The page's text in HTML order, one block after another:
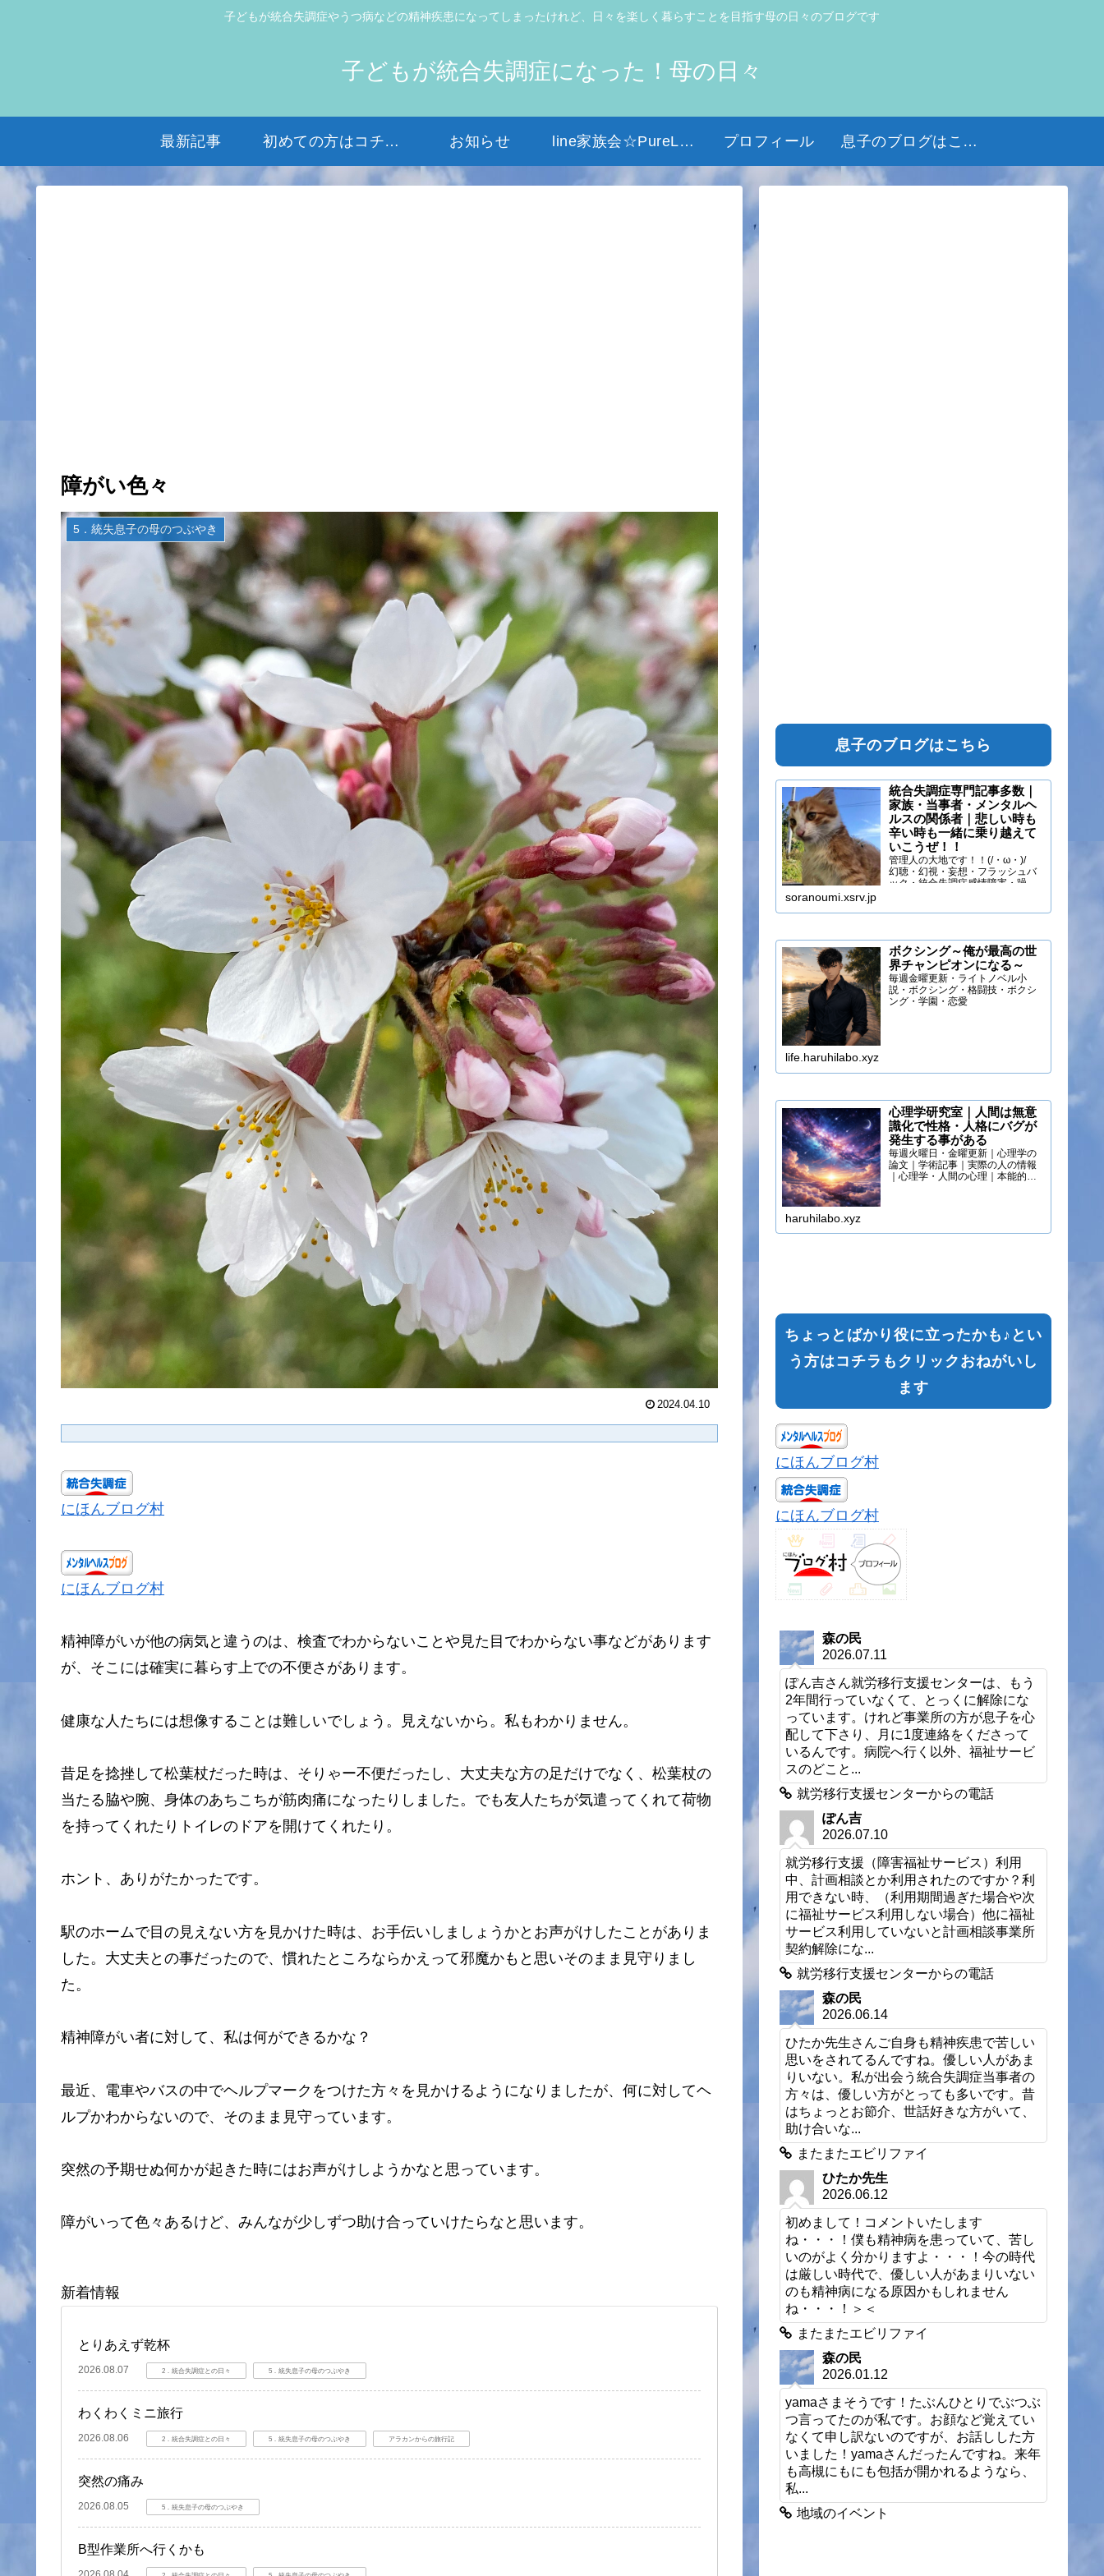
子どもが統合失調症やうつ病などの精神疾患になってしまったけれど、日々を楽しく暮らすことを目指す母の日々のブログです
子どもが統合失調症になった！母の日々
最新記事 初めての方はコチラから お知らせ line家族会☆PureLight☆ プロフィール 息子のブログはこちら
障がい色々
5．統失息子の母のつぶやき
2024.04.10
にほんブログ村
にほんブログ村
精神障がいが他の病気と違うのは、検査でわからないことや見た目でわからない事などがあります
が、そこには確実に暮らす上での不便さがあります。
健康な人たちには想像することは難しいでしょう。見えないから。私もわかりません。
昔足を捻挫して松葉杖だった時は、そりゃー不便だったし、大丈夫な方の足だけでなく、松葉杖の
当たる脇や腕、身体のあちこちが筋肉痛になったりしました。でも友人たちが気遣ってくれて荷物
を持ってくれたりトイレのドアを開けてくれたり。
ホント、ありがたかったです。
駅のホームで目の見えない方を見かけた時は、お手伝いしましょうかとお声がけしたことがありま
した。大丈夫との事だったので、慣れたところならかえって邪魔かもと思いそのまま見守りまし
た。
精神障がい者に対して、私は何ができるかな？
最近、電車やバスの中でヘルプマークをつけた方々を見かけるようになりましたが、何に対してヘ
ルプかわからないので、そのまま見守っています。
突然の予期せぬ何かが起きた時にはお声がけしようかなと思っています。
障がいって色々あるけど、みんなが少しずつ助け合っていけたらなと思います。
新着情報
とりあえず乾杯
2026.08.07 2．統合失調症との日々 5．統失息子の母のつぶやき
わくわくミニ旅行
2026.08.06 2．統合失調症との日々 5．統失息子の母のつぶやき アラカンからの旅行記
突然の痛み
2026.08.05 5．統失息子の母のつぶやき
B型作業所へ行くかも
息子のブログはこちら
統合失調症専門記事多数｜
家族・当事者・メンタルヘ
ルスの関係者｜悲しい時も
辛い時も一緒に乗り越えて
いこうぜ！！
管理人の大地です！！(/・ω・)/
幻聴・幻視・妄想・フラッシュバ
ック・統合失調症感情障害・躁う
soranoumi.xsrv.jp
ボクシング～俺が最高の世
界チャンピオンになる～
毎週金曜更新・ライトノベル小
説・ボクシング・格闘技・ボクシ
ング・学園・恋愛
life.haruhilabo.xyz
心理学研究室｜人間は無意
識化で性格・人格にバグが
発生する事がある
毎週火曜日・金曜更新｜心理学の
論文｜学術記事｜実際の人の情報
｜心理学・人間の心理｜本能的心
haruhilabo.xyz
ちょっとばかり役に立ったかも♪とい
う方はコチラもクリックおねがいし
ます
にほんブログ村
にほんブログ村
森の民
2026.07.11
ぽん吉さん就労移行支援センターは、もう
2年間行っていなくて、とっくに解除にな
っています。けれど事業所の方が息子を心
配して下さり、月に1度連絡をくださって
いるんです。病院へ行く以外、福祉サービ
スのどこと...
就労移行支援センターからの電話
ぽん吉
2026.07.10
就労移行支援（障害福祉サービス）利用
中、計画相談とか利用されたのですか？利
用できない時、（利用期間過ぎた場合や次
に福祉サービス利用しない場合）他に福祉
サービス利用していないと計画相談事業所
契約解除にな...
就労移行支援センターからの電話
森の民
2026.06.14
ひたか先生さんご自身も精神疾患で苦しい
思いをされてるんですね。優しい人があま
りいない。私が出会う統合失調症当事者の
方々は、優しい方がとっても多いです。昔
はちょっとお節介、世話好きな方がいて、
助け合いな...
またまたエビリファイ
ひたか先生
2026.06.12
初めまして！コメントいたします
ね・・・！僕も精神病を患っていて、苦し
いのがよく分かりますよ・・・！今の時代
は厳しい時代で、優しい人があまりいない
のも精神病になる原因かもしれません
ね・・・！＞＜
またまたエビリファイ
森の民
2026.01.12
yamaさまそうです！たぶんひとりでぶつぶ
つ言ってたのが私です。お顔など覚えてい
なくて申し訳ないのですが、お話しした方
いました！yamaさんだったんですね。来年
も高槻にもにも包括が開かれるようなら、
私...
地域のイベント